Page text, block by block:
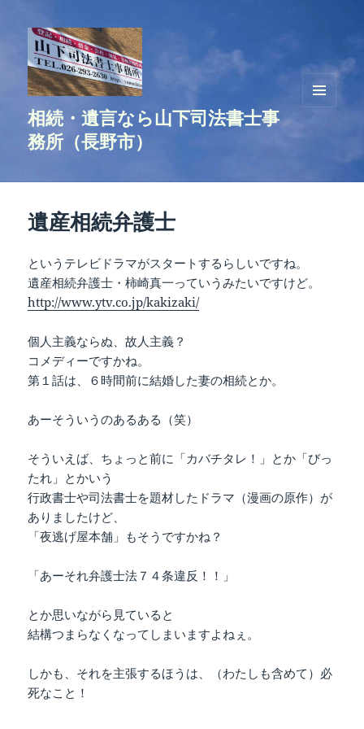
相続・遺言なら山下司法書士事
務所（長野市）
遺産相続弁護士
というテレビドラマがスタートするらしいですね。
遺産相続弁護士・柿崎真一っていうみたいですけど。
http://www.ytv.co.jp/kakizaki/
個人主義ならぬ、故人主義？
コメディーですかね。
第１話は、６時間前に結婚した妻の相続とか。
あーそういうのあるある（笑）
そういえば、ちょっと前に「カバチタレ！」とか「びっ
たれ」とかいう
行政書士や司法書士を題材したドラマ（漫画の原作）が
ありましたけど、
「夜逃げ屋本舗」もそうですかね？
「あーそれ弁護士法７４条違反！！」
とか思いながら見ていると
結構つまらなくなってしまいますよねぇ。
しかも、それを主張するほうは、（わたしも含めて）必
死なこと！